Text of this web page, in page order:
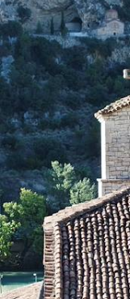
15 jours, de 2400 à 3400 €
Toutes nos
La
Parce